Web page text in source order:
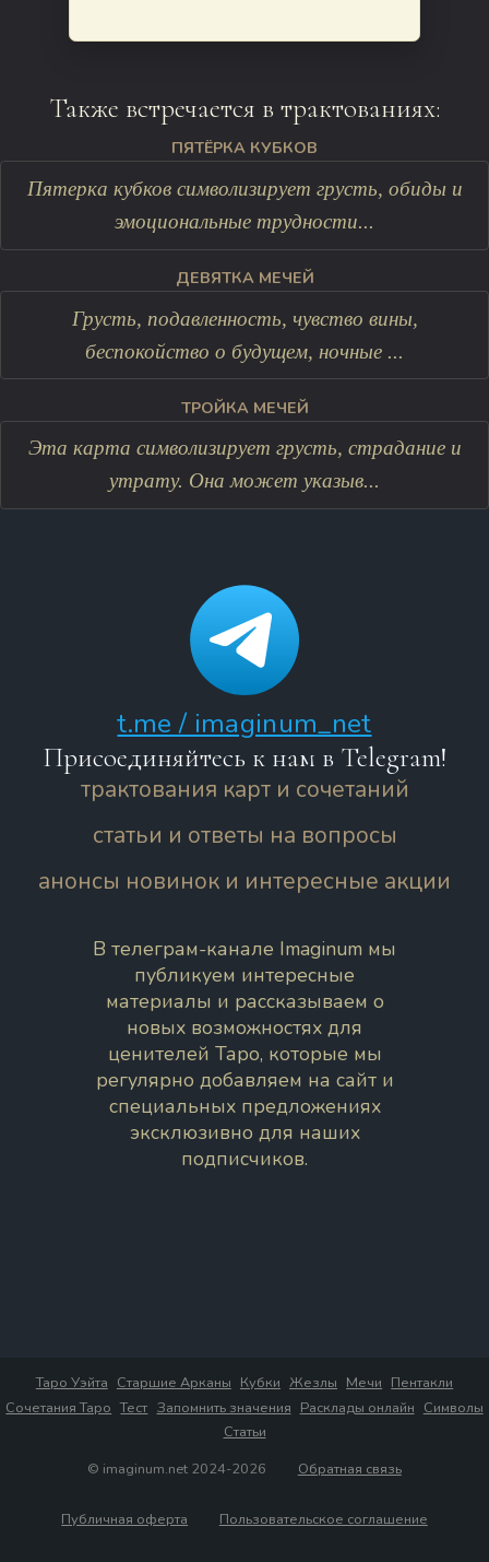
Также встречается в трактованиях:
ПЯТЁРКА КУБКОВ
Пятерка кубков символизирует грусть, обиды и
эмоциональные трудности...
ДЕВЯТКА МЕЧЕЙ
Грусть, подавленность, чувство вины,
беспокойство о будущем, ночные ...
ТРОЙКА МЕЧЕЙ
Эта карта символизирует грусть, страдание и
утрату. Она может указыв...
t.me / imaginum_net
Присоединяйтесь к нам в Telegram!
трактования карт и сочетаний
статьи и ответы на вопросы
анонсы новинок и интересные акции
В телеграм-канале Imaginum мы
публикуем интересные
материалы и рассказываем о
новых возможностях для
ценителей Таро, которые мы
регулярно добавляем на сайт и
специальных предложениях
эксклюзивно для наших
подписчиков.
Таро Уэйта Старшие Арканы Кубки Жезлы Мечи Пентакли
Сочетания Таро Тест Запомнить значения Расклады онлайн Символы
Статьи
© imaginum.net 2024-2026
Обратная связь
Публичная оферта Пользовательское соглашение